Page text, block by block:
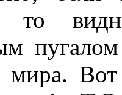
то
мира. Вот